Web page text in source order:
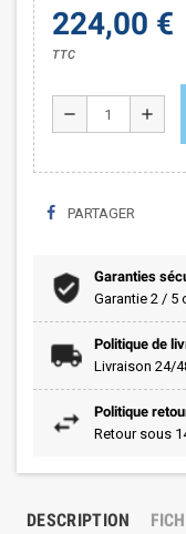
224,00 €
TTC
remove add
PARTAGER
Garanties
Garantie 2 / 5
Politique de
Livraison 24/
Politique
Retour sous
DESCRIPTION